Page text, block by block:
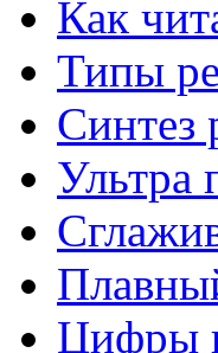
CPU-Z
AS SSD
AS SSD
SIW для
Как
Типы
Синтез
Ультра
Цифры